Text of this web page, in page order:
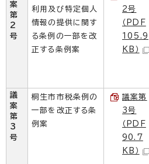
案
第
2
号
利用及び特定個人
情報の提供に関す
る条例の一部を改
正する条例案
2号
（PDF
105.9
KB）
議
案
第
3
号
桐生市市税条例の
一部を改正する条
例案
議案第
3号
（PDF
90.7
KB）